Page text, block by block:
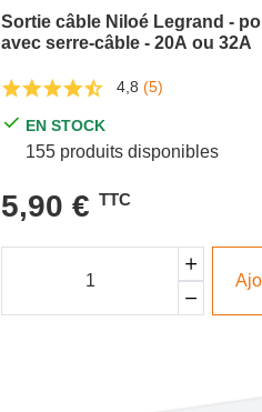
Sortie câble Niloé Legrand -
avec serre-câble - 20A ou 32A
4,8 (5)
EN STOCK
155 produits disponibles
5,90 € TTC